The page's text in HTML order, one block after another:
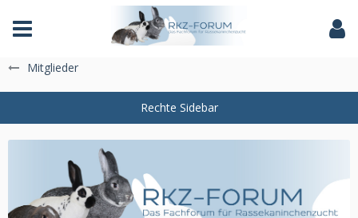
Das Fachforum der Rassekaninchenzucht
Mitglieder